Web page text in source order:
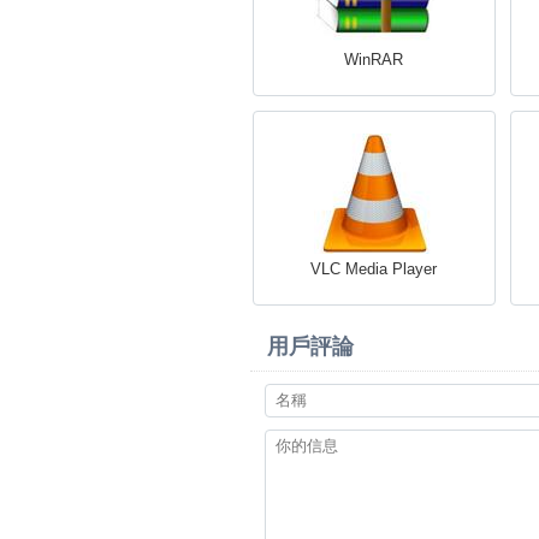
WinRAR
VLC Media Player
用戶評論